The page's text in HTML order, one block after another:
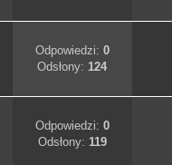
Odpowiedzi: 0
Odsłony:124
Odpowiedzi: 0
Odsłony: 119